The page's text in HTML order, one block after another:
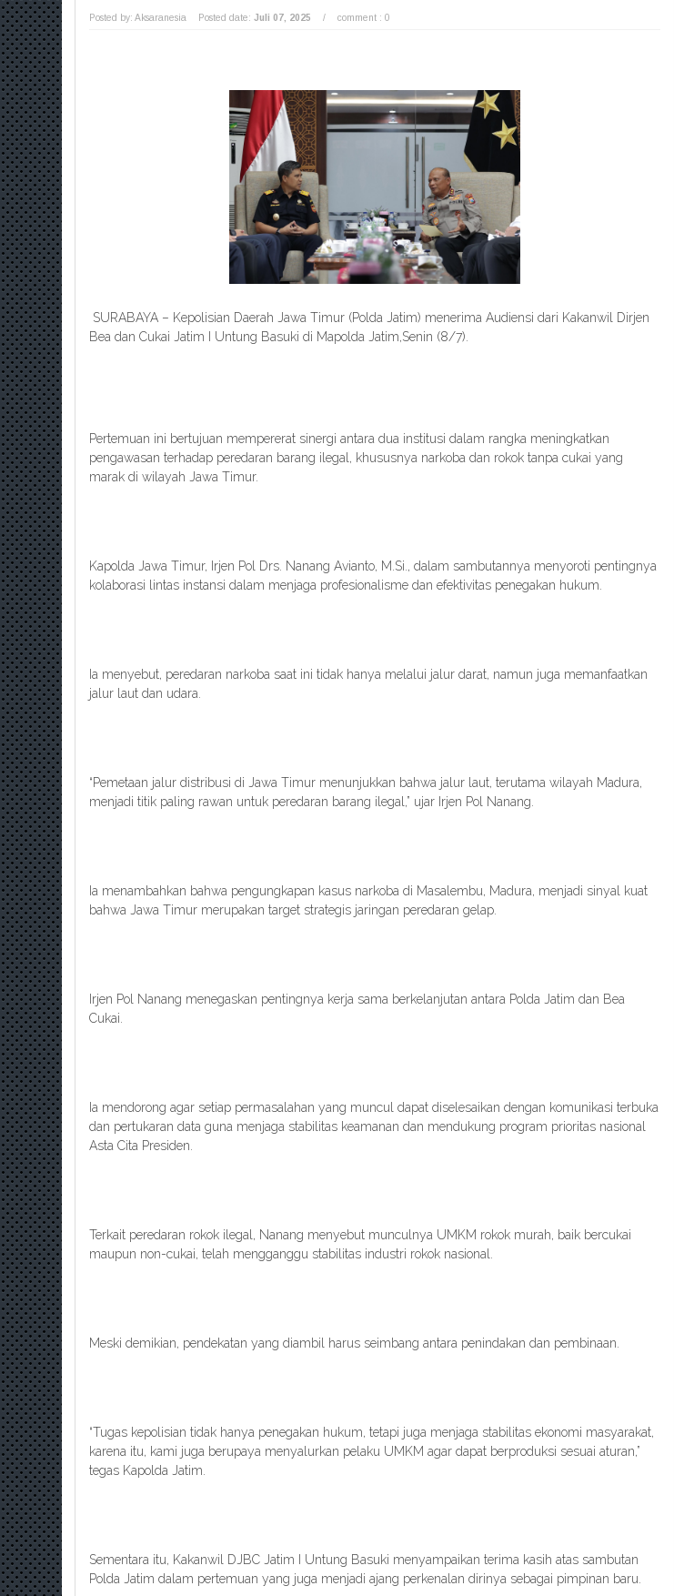
Posted by: Aksaranesia Posted date: Juli 07, 2025 / comment : 0
SURABAYA – Kepolisian Daerah Jawa Timur (Polda Jatim) menerima Audiensi dari Kakanwil Dirjen
Bea dan Cukai Jatim I Untung Basuki di Mapolda Jatim,Senin (8/7).
Pertemuan ini bertujuan mempererat sinergi antara dua institusi dalam rangka meningkatkan
pengawasan terhadap peredaran barang ilegal, khususnya narkoba dan rokok tanpa cukai yang
marak di wilayah Jawa Timur.
Kapolda Jawa Timur, Irjen Pol Drs. Nanang Avianto, M.Si., dalam sambutannya menyoroti pentingnya
kolaborasi lintas instansi dalam menjaga profesionalisme dan efektivitas penegakan hukum.
Ia menyebut, peredaran narkoba saat ini tidak hanya melalui jalur darat, namun juga memanfaatkan
jalur laut dan udara.
“Pemetaan jalur distribusi di Jawa Timur menunjukkan bahwa jalur laut, terutama wilayah Madura,
menjadi titik paling rawan untuk peredaran barang ilegal,” ujar Irjen Pol Nanang.
Ia menambahkan bahwa pengungkapan kasus narkoba di Masalembu, Madura, menjadi sinyal kuat
bahwa Jawa Timur merupakan target strategis jaringan peredaran gelap.
Irjen Pol Nanang menegaskan pentingnya kerja sama berkelanjutan antara Polda Jatim dan Bea
Cukai.
Ia mendorong agar setiap permasalahan yang muncul dapat diselesaikan dengan komunikasi terbuka
dan pertukaran data guna menjaga stabilitas keamanan dan mendukung program prioritas nasional
Asta Cita Presiden.
Terkait peredaran rokok ilegal, Nanang menyebut munculnya UMKM rokok murah, baik bercukai
maupun non-cukai, telah mengganggu stabilitas industri rokok nasional.
Meski demikian, pendekatan yang diambil harus seimbang antara penindakan dan pembinaan.
“Tugas kepolisian tidak hanya penegakan hukum, tetapi juga menjaga stabilitas ekonomi masyarakat,
karena itu, kami juga berupaya menyalurkan pelaku UMKM agar dapat berproduksi sesuai aturan,”
tegas Kapolda Jatim.
Sementara itu, Kakanwil DJBC Jatim I Untung Basuki menyampaikan terima kasih atas sambutan
Polda Jatim dalam pertemuan yang juga menjadi ajang perkenalan dirinya sebagai pimpinan baru.